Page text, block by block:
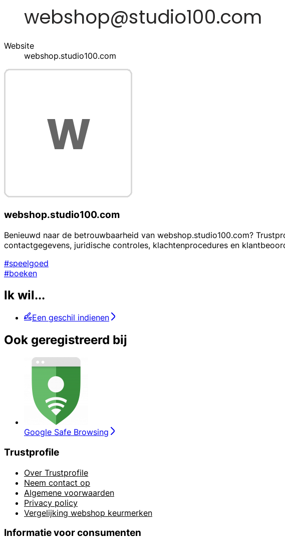
Website
webshop.studio100.com
webshop.studio100.com
Benieuwd naar de betrouwbaarheid van webshop.studio100.com?
contactgegevens, juridische controles, klachtenprocedures en
#speelgoed
#boeken
Ik wil...
Een geschil indienen
Ook geregistreerd bij
Google Safe Browsing
Trustprofile
Over Trustprofile
Neem contact op
Algemene voorwaarden
Privacy policy
Vergelijking webshop keurmerken
Informatie voor consumenten